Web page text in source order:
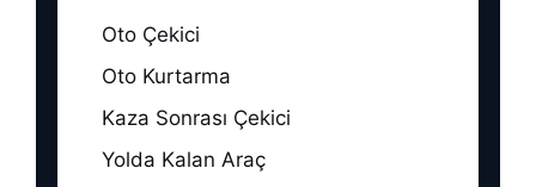
Oto Çekici
Oto Kurtarma
Kaza Sonrası Çekici
Yolda Kalan Araç